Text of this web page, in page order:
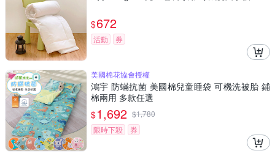
$672
活動 券
美國棉花協會授權
鴻宇 防蟎抗菌 美國棉兒童睡袋 可機洗被胎 鋪
棉兩用 多款任選
$1,692 $1,780
限時下殺
券